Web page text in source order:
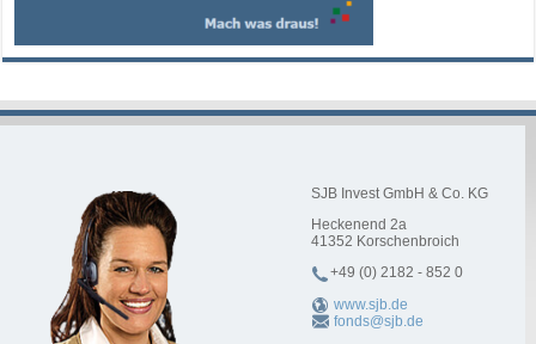
SJB Invest GmbH & Co. KG
Heckenend 2a
41352 Korschenbroich
+49 (0) 2182 - 852 0
www.sjb.de
fonds@sjb.de